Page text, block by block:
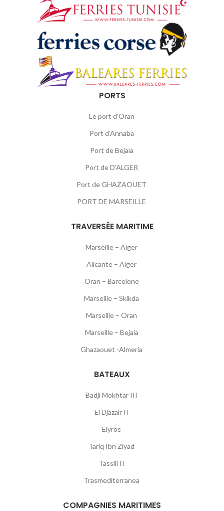
PORTS
Le port d’Oran
Port d’Annaba
Port de Bejaïa
Port de D’ALGER
Port de GHAZAOUET
PORT DE MARSEILLE
TRAVERSÉE MARITIME
Marseille – Alger
Alicante – Alger
Oran – Barcelone
Marseille – Skikda
Marseille – Oran
Marseille – Bejaia
Ghazaouet -Almeria
BATEAUX
Badji Mokhtar III
El Djazair II
Elyros
Tariq Ibn Ziyad
Tassili II
Trasmediterranea
COMPAGNIES MARITIMES